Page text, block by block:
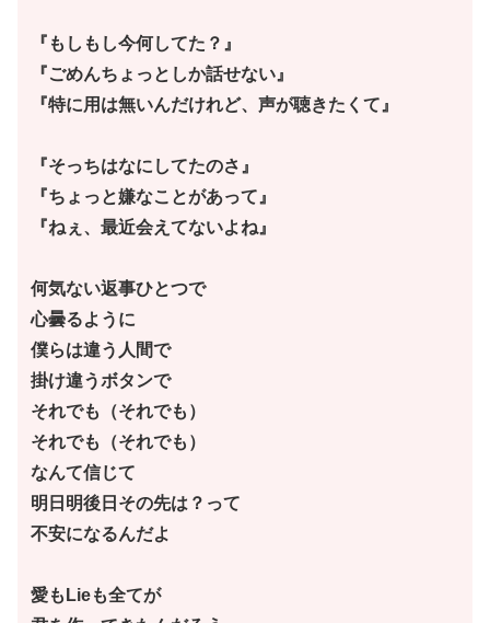
『もしもし今何してた？』
『ごめんちょっとしか話せない』
『特に用は無いんだけれど、声が聴きたくて』
『そっちはなにしてたのさ』
『ちょっと嫌なことがあって』
『ねぇ、最近会えてないよね』
何気ない返事ひとつで
心曇るように
僕らは違う人間で
掛け違うボタンで
それでも（それでも）
それでも（それでも）
なんて信じて
明日明後日その先は？って
不安になるんだよ
愛もLieも全てが